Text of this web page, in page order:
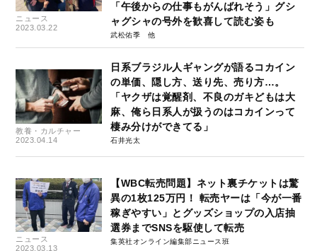
ニュース
2023.03.22
「午後からの仕事もがんばれそう」グシ
ャグシャの号外を歓喜して読む姿も
武松佑季
教養・カルチャー
2023.04.14
日系ブラジル人ギャングが語るコカイン
の単価、隠し方、送り先、売り方…。
「ヤクザは覚醒剤、不良のガキどもは大
麻、俺ら日系人が扱うのはコカインって
棲み分けができてる」
石井光太
ニュース
2023.03.13
【WBC転売問題】ネット裏チケットは驚
異の1枚125万円！ 転売ヤーは「今が一番
稼ぎやすい」とグッズショップの入店抽
選券までSNSを駆使して転売
集英社オンライン編集部ニュース班